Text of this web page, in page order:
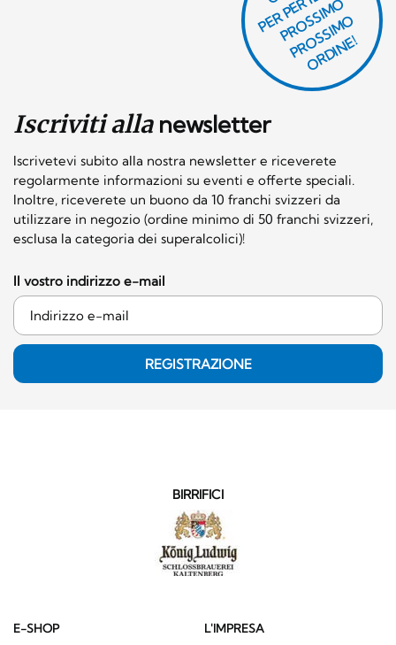
Iscriviti allanewsletter
Iscrivetevi subito alla nostra newsletter e riceverete
regolarmente informazioni su eventi e offerte speciali.
Inoltre, riceverete un buono da 10 franchi svizzeri da
utilizzare in negozio (ordine minimo di 50 franchi svizzeri,
esclusa la categoria dei superalcolici)!
E
S
O
O
O
E!
Il vostro indirizzo e-mail
REGISTRAZIONE
BIRRIFICI
E-SHOP L'IMPRESA